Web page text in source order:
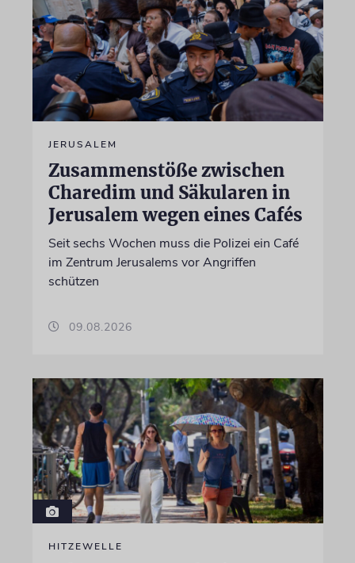
JERUSALEM
Zusammenstöße zwischen
Charedim und Säkularen in
Jerusalem wegen eines Cafés
Seit sechs Wochen muss die Polizei ein Café
im Zentrum Jerusalems vor Angriffen
schützen
09.08.2026
HITZEWELLE